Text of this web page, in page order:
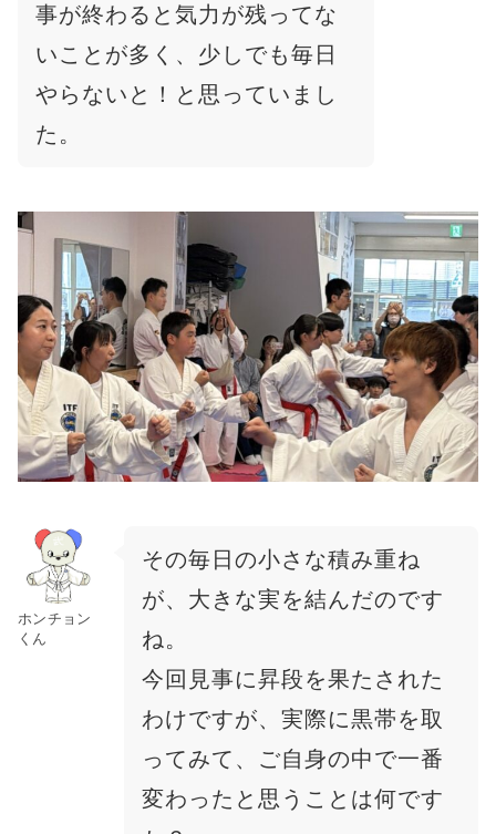
事が終わると気力が残ってな
いことが多く、少しでも毎日
やらないと！と思っていまし
た。
ホンチョン
くん
その毎日の小さな積み重ね
が、大きな実を結んだのです
ね。
今回見事に昇段を果たされた
わけですが、実際に黒帯を取
ってみて、ご自身の中で一番
変わったと思うことは何です